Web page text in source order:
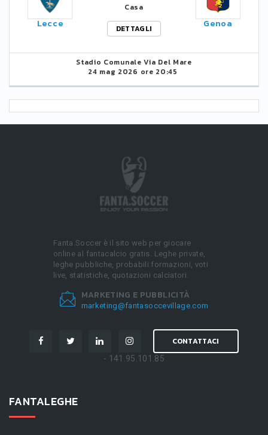
Lecce
Casa
DETTAGLI
Genoa
Stadio Comunale Via Del Mare
24 mag 2026 ore 20:45
Fanta.Soccer è il sito web per giocare
online al fantacalcio gratis. Leghe private,
leghe pubbliche, probabili formazioni, voti
live, statistiche, quotazioni calciatori.
MARKETING E PUBBLICITÀ
marketing@fantasoccevillage.com
CONTATTACI
- 141.95.101.85
FANTALEGHE